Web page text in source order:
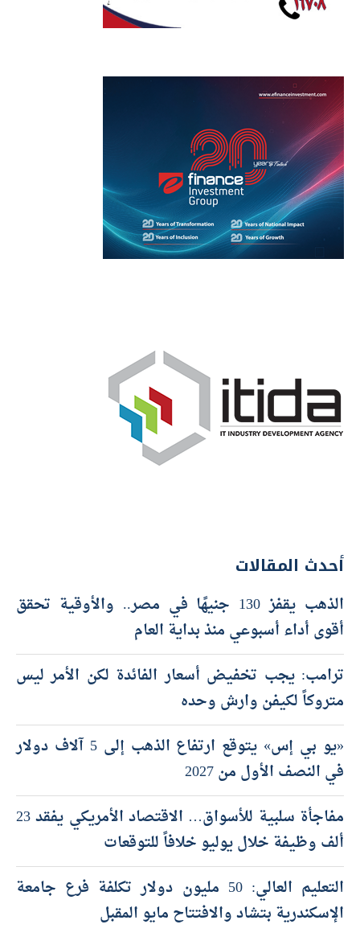
أحدث المقالات
الذهب يقفز 130 جنيهًا في مصر.. والأوقية تحقق
أقوى أداء أسبوعي منذ بداية العام
ترامب: يجب تخفيض أسعار الفائدة لكن الأمر ليس
متروكاً لكيفن وارش وحده
«يو بي إس» يتوقع ارتفاع الذهب إلى 5 آلاف دولار
في النصف الأول من 2027
مفاجأة سلبية للأسواق… الاقتصاد الأمريكي يفقد 23
ألف وظيفة خلال يوليو خلافاً للتوقعات
التعليم العالي: 50 مليون دولار تكلفة فرع جامعة
الإسكندرية بتشاد والافتتاح مايو المقبل